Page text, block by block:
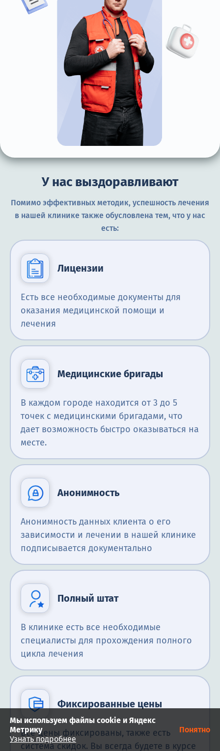
У нас выздоравливают
Помимо эффективных методик, успешность лечения
в нашей клинике также обусловлена тем, что у нас
есть:
Лицензии
Есть все необходимые документы для
оказания медицинской помощи и
лечения
Медицинские бригады
В каждом городе находится от 3 до 5
точек с медицинскими бригадами, что
дает возможность быстро оказываться на
месте.
Анонимность
Анонимность данных клиента о его
зависимости и лечении в нашей клинике
подписывается документально
Полный штат
В клинике есть все необходимые
специалисты для прохождения полного
цикла лечения
Фиксированные цены
Все цены фиксированы, также есть
система скидок. Вы всегда будете в курсе
Мы используем файлы cookie и Яндекс
Метрику
Узнать подробнее
Понятно